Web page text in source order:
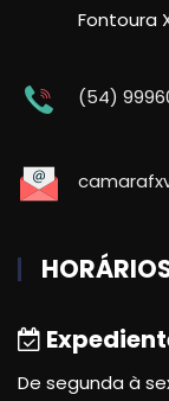
Fontoura
(54)
De segunda à